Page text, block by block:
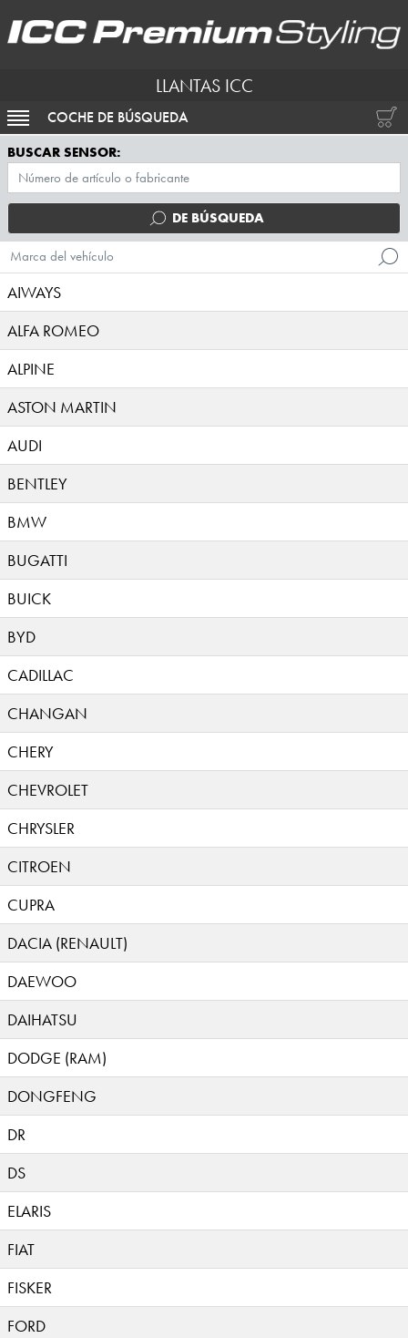
LLANTAS ICC
ACTIVAR NAVEGACIÓN
COCHE DE BÚSQUEDA
BUSCAR SENSOR:
DE BÚSQUEDA
Marca del vehículo
AIWAYS
ALFA ROMEO
ALPINE
ASTON MARTIN
AUDI
BENTLEY
BMW
BUGATTI
BUICK
BYD
CADILLAC
CHANGAN
CHERY
CHEVROLET
CHRYSLER
CITROEN
CUPRA
DACIA (RENAULT)
DAEWOO
DAIHATSU
DODGE (RAM)
DONGFENG
DR
DS
ELARIS
FIAT
FISKER
FORD